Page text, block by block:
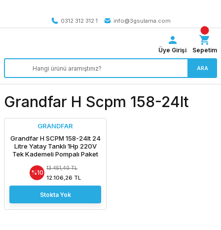
0312 312 312 1
info@3gsulama.com
ARA
Üye Girişi Sepetim
Grandfar H Scpm 158-24lt
GRANDFAR
Grandfar H SCPM 158-24lt 24
Litre Yatay Tanklı 1Hp 220V
Tek Kademeli Pompalı Paket
%10
13.451,40 TL
12.106,26 TL
Stokta Yok